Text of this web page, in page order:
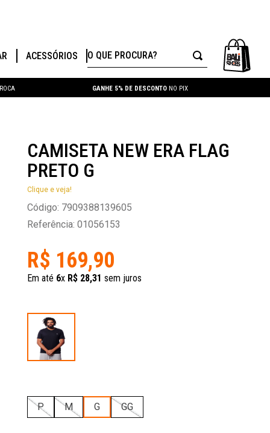
ACESSÓRIOS
O QUE PROCURA?
GANHE 5% DE DESCONTO NO PIX
CAMISETA NEW ERA FLAG
PRETO G
Clique e veja!
Código: 7909388139605
Referência: 01056153
R$ 169,90
Em até 6x R$ 28,31 sem juros
P M G GG